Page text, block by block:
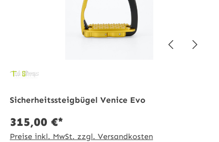
Sicherheitssteigbügel Venice Evo
315,00 €*
Preise inkl. MwSt. zzgl. Versandkosten